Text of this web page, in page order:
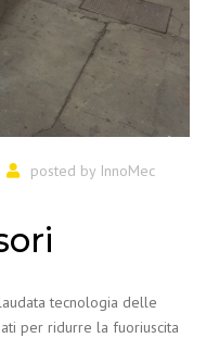
posted by InnoMec
tecnologia delle
per ridurre la fuoriuscita